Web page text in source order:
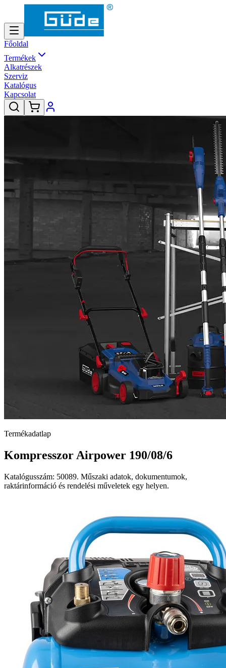
Főoldal
Termékek
Alkatrészek
Szerviz
Katalógus
Kapcsolat
Termékadatlap
Kompresszor Airpower 190/08/6
Katalógusszám: 50089. Műszaki adatok, dokumentumok,
raktárinformáció és rendelési műveletek egy helyen.